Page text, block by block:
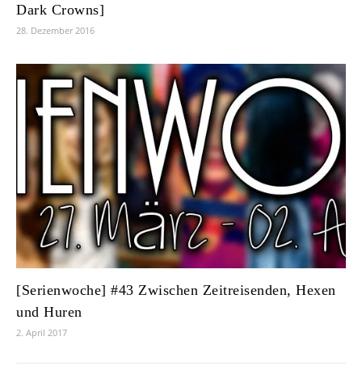
Dark Crowns]
28. Dezember 2016
[Serienwoche] #43 Zwischen Zeitreisenden, Hexen
und Huren
2. April 2017